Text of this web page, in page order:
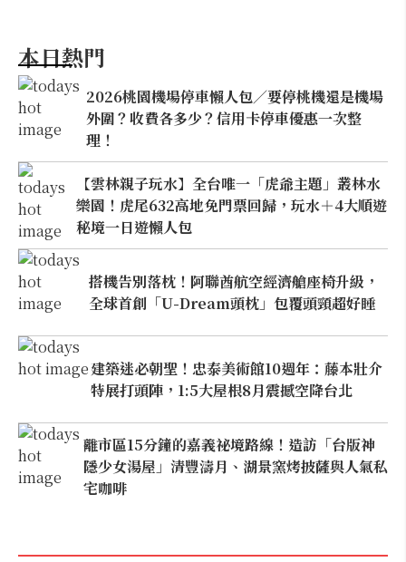
本日熱門
2026桃園機場停車懶人包／要停桃機還是機場
外圍？收費各多少？信用卡停車優惠一次整
理！
【雲林親子玩水】全台唯一「虎爺主題」叢林水
樂園！虎尾632高地免門票回歸，玩水＋4大順遊
秘境一日遊懶人包
搭機告別落枕！阿聯酋航空經濟艙座椅升級，
全球首創「U-Dream頭枕」包覆頭頸超好睡
建築迷必朝聖！忠泰美術館10週年：藤本壯介
特展打頭陣，1:5大屋根8月震撼空降台北
離市區15分鐘的嘉義祕境路線！造訪「台版神
隱少女湯屋」清豐濤月、湖景窯烤披薩與人氣私
宅咖啡